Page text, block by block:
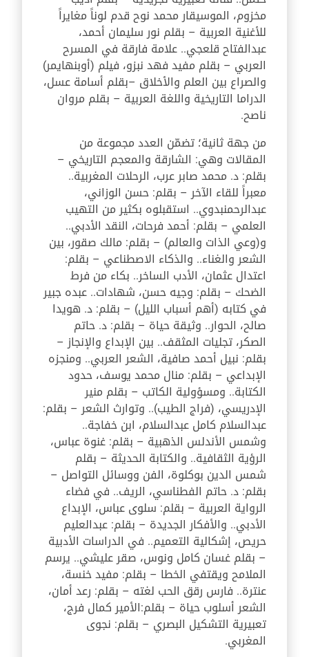
مخزوم، الموسيقار محمد نوح قدم لوناً مغايراً
للأغنية العربية – بقلم نور سليمان أحمد،
عبدالفتاح قلعجي.. علامة فارقة في المسرح
العربي – بقلم مفيد فهد نبزو، فيلم (أوبنهايمر)
والصراع بين العلم والأخلاق –بقلم أسامة عسل،
الدراما التاريخية واللغة العربية – بقلم مروان
ناصح.
من جهة ثانية؛ تضمّن العدد مجموعة من
المقالات وهي: الشارقة والمعجم التاريخي –
بقلم: د. محمد صابر عرب، الرحلات المغربية..
معبراً للقاء الآخر – بقلم: حسن الوزاني،
عبدالرحمنبدوي.. استقبلوه بكثير من التهيب
العلمي – بقلم: أحمد فرحات، النقد الأدبي..
و(وعي الذات والعالم) – بقلم: مالك صقور، بين
الشعر والغناء.. والذكاء الاصطناعي – بقلم:
اعتدال عثمان، الأدب الساخر.. بكاء من فرط
الضحك – بقلم: وجيه حسن، شهادات.. عبده جبير
في كتابه (أهم أسباب الليل) – بقلم: د. هويدا
صالح، الحوار.. وثيقة حياة – بقلم: د. حاتم
الصكر، تجليات المثقف.. بين الإبداع والإنجاز –
بقلم: نبيل أحمد صافية، الشعر العربي.. ومنجزه
الإبداعي – بقلم: منال محمد يوسف، حدود
الكتابة.. ومسؤولية الكاتب – بقلم منير
الإدريسي، (فراج الطيب).. وتوارث الشعر – بقلم:
عبدالسلام كامل عبدالسلام، ابن خفاجة..
وشمس الأندلس الذهبية – بقلم: غنوة عباس،
الرؤية الثقافية.. والكتابة الحديثة – بقلم
شمس الدين بوكلوة، الفن ووسائل التواصل –
بقلم: د. حاتم الفطناسي، الريف.. في فضاء
الرواية العربية – بقلم: سلوى عباس، الإبداع
الأدبي.. والأفكار الجديدة – بقلم: عبدالعليم
حريص، إشكالية التعميم.. في الدراسات الأدبية
– بقلم غسان كامل ونوس، صقر عليشي.. يرسم
الملامح ويقتفي الخطا – بقلم: مفيد خنسة،
عنترة.. فارس رقق الحب لغته – بقلم: رعد أمان،
الشعر أسلوب حياة – بقلم:الأمير كمال فرج،
تعبيرية التشكيل البصري – بقلم: نجوى
المغربي.